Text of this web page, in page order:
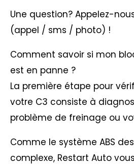
Une question? Appelez-
(appel / sms / photo) !
Comment savoir si mon
est en panne ?
La première étape pour
votre C3 consiste à
problème de freinage ou
Comme le système ABS
complexe, Restart Auto